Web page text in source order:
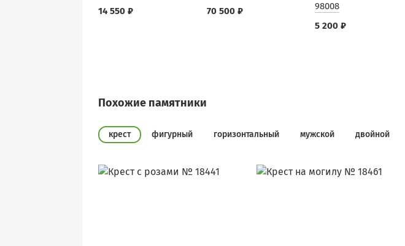
14 550 ₽
70 500 ₽
98008
5 200 ₽
Похожие памятники
крест фигурный горизонтальный мужской двойной